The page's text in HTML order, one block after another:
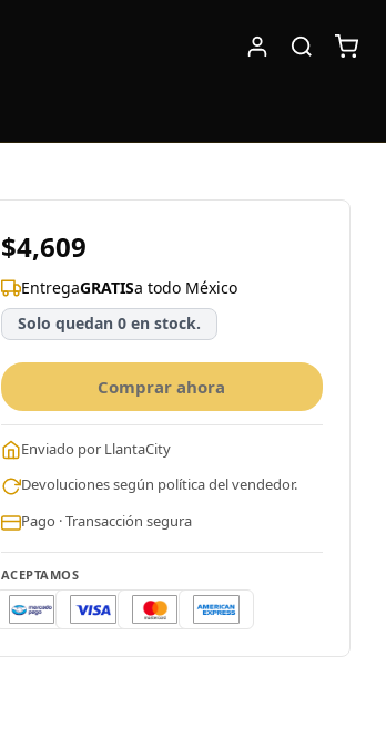
$4,609
EntregaGRATISa todo México
Solo quedan 0 en stock.
Comprar ahora
Enviado por LlantaCity
Devoluciones según política del vendedor.
Pago · Transacción segura
ACEPTAMOS